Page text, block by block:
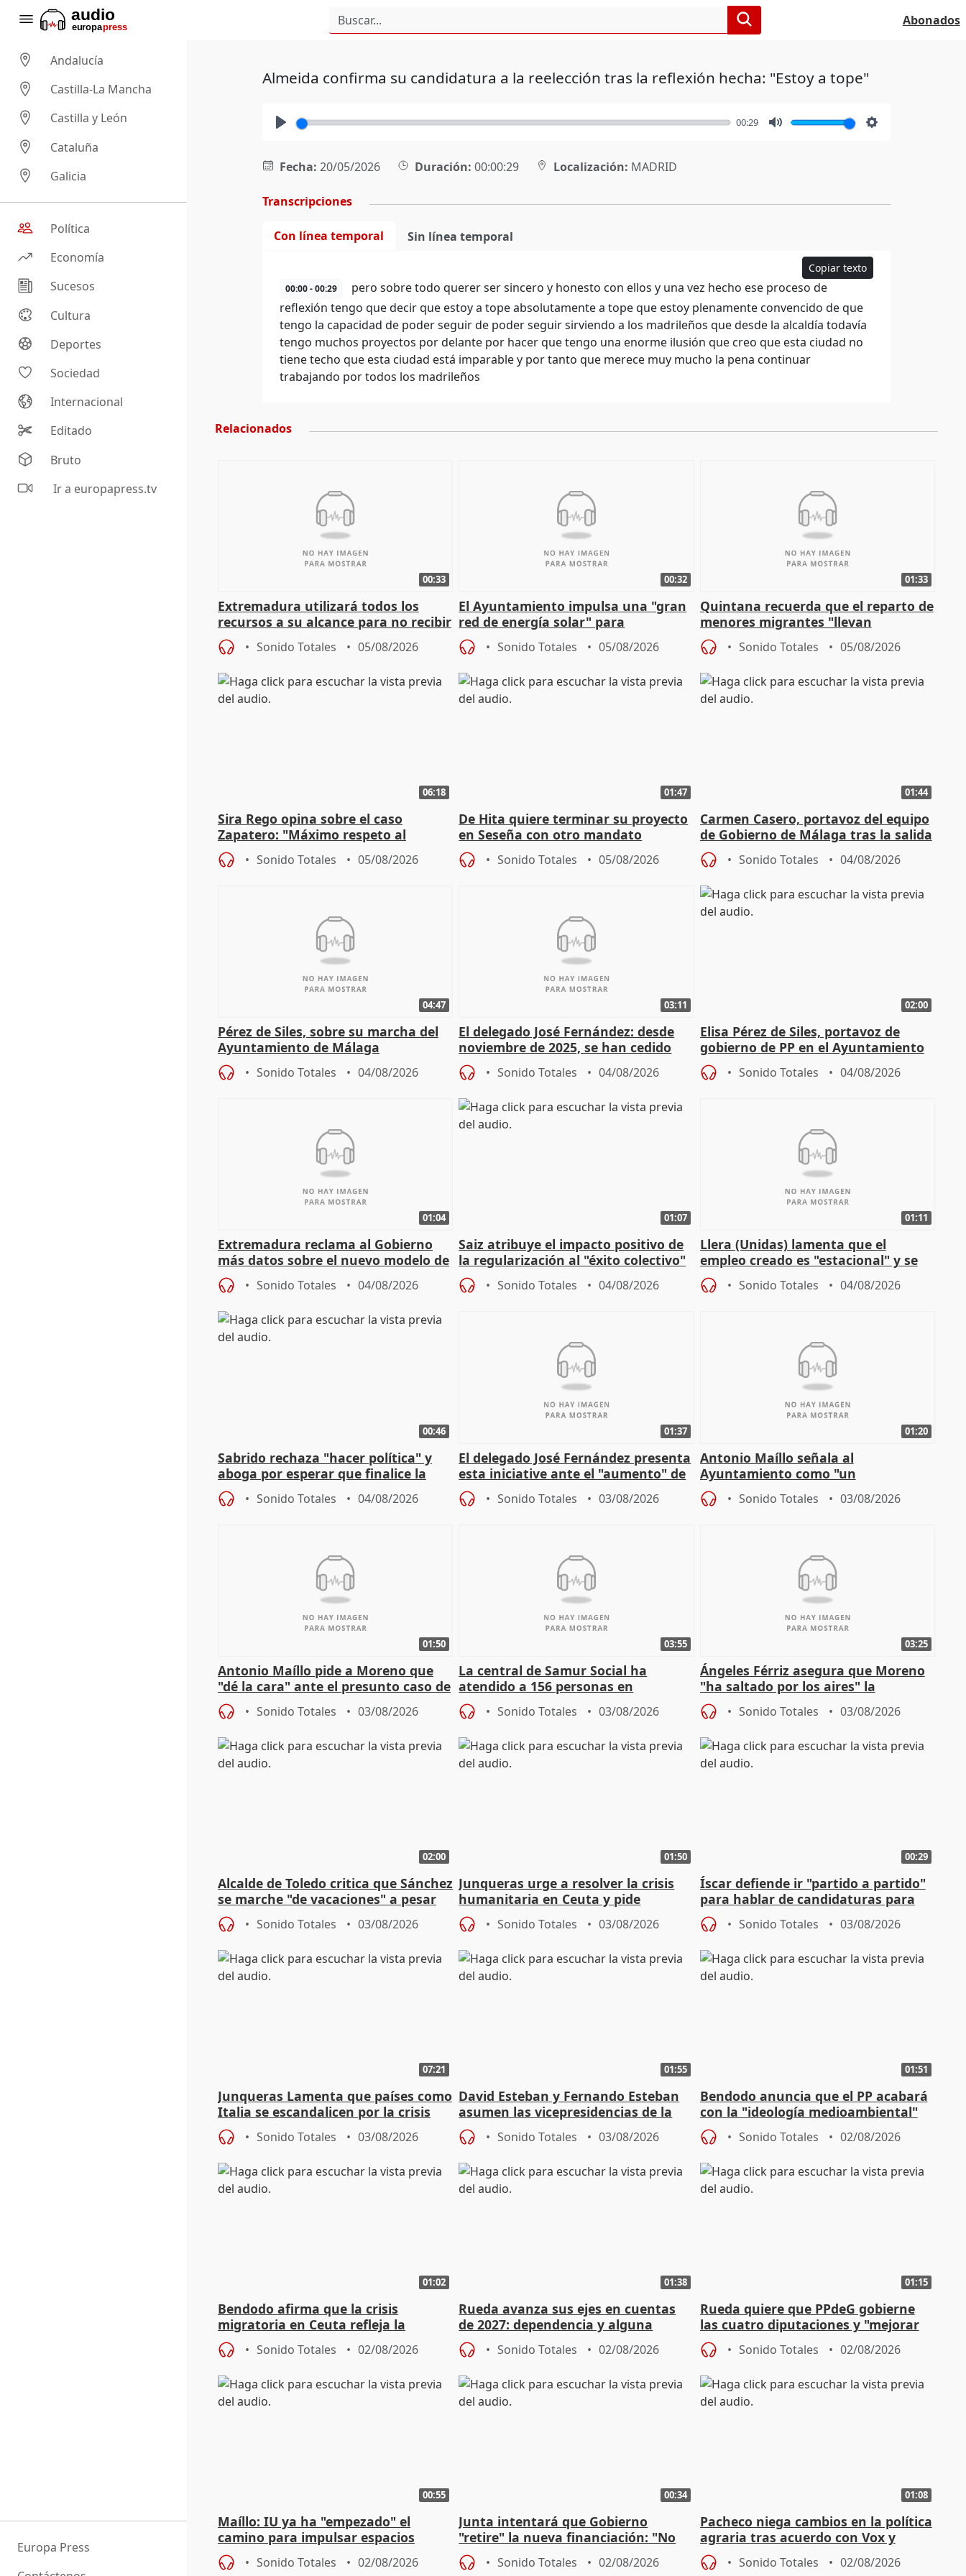
Abonados
Andalucía
Castilla-La Mancha
Castilla y León
Cataluña
Galicia
Política
Economía
Sucesos
Cultura
Deportes
Sociedad
Internacional
Editado
Bruto
Ir a europapress.tv
Europa Press
Almeida confirma su candidatura a la reelección tras la reflexión hecha: "Estoy a tope"
00:29
Fecha: 20/05/2026 Duración: 00:00:29 Localización: MADRID
Transcripciones
Con línea temporal Sin línea temporal
Copiar texto
00:00 - 00:29
pero sobre todo querer ser sincero y honesto con ellos y una vez hecho ese proceso de
reflexión tengo que decir que estoy a tope absolutamente a tope que estoy plenamente convencido de que
tengo la capacidad de poder seguir de poder seguir sirviendo a los madrileños que desde la alcaldía todavía
tengo muchos proyectos por delante por hacer que tengo una enorme ilusión que creo que esta ciudad no
tiene techo que esta ciudad está imparable y por tanto que merece muy mucho la pena continuar
trabajando por todos los madrileños
Relacionados
00:33
Extremadura utilizará todos los
recursos a su alcance para no recibir
más menores migrantes
Sonido Totales 05/08/2026
00:32
El Ayuntamiento impulsa una "gran
red de energía solar" para
autoconsumo
Sonido Totales 05/08/2026
01:33
Quintana recuerda que el reparto de
menores migrantes "llevan
aportación del Gobierno" central
Sonido Totales 05/08/2026
06:18
Sira Rego opina sobre el caso
Zapatero: "Máximo respeto al
proceso judicial"
Sonido Totales 05/08/2026
01:47
De Hita quiere terminar su proyecto
en Seseña con otro mandato
Sonido Totales 05/08/2026
01:44
Carmen Casero, portavoz del equipo
de Gobierno de Málaga tras la salida
de Pérez de Siles
Sonido Totales 04/08/2026
04:47
Pérez de Siles, sobre su marcha del
Ayuntamiento de Málaga
Sonido Totales 04/08/2026
03:11
El delegado José Fernández: desde
noviembre de 2025, se han cedido
9.810 ayudas por nacimiento
Sonido Totales 04/08/2026
02:00
Elisa Pérez de Siles, portavoz de
gobierno de PP en el Ayuntamiento
de Málaga, deja la política
Sonido Totales 04/08/2026
01:04
Extremadura reclama al Gobierno
más datos sobre el nuevo modelo de
financiación
Sonido Totales 04/08/2026
01:07
Saiz atribuye el impacto positivo de
la regularización al "éxito colectivo"
del Gobierno
Sonido Totales 04/08/2026
01:11
Llera (Unidas) lamenta que el
empleo creado es "estacional" y se
"esfumará" al acabar el verano
Sonido Totales 04/08/2026
00:46
Sabrido rechaza "hacer política" y
aboga por esperar que finalice la
investigación del incendio
Sonido Totales 04/08/2026
01:37
El delegado José Fernández presenta
esta iniciative ante el "aumento" de
personas sin hogar en Madri
Sonido Totales 03/08/2026
01:20
Antonio Maíllo señala al
Ayuntamiento como "un
especulador más" sobre viviendas de
Jiménez Becerril
Sonido Totales 03/08/2026
01:50
Antonio Maíllo pide a Moreno que
"dé la cara" ante el presunto caso de
acoso del CEO de ADM
Sonido Totales 03/08/2026
03:55
La central de Samur Social ha
atendido a 156 personas en
situación de calle durante Campaña
de CalorSonido Totales 03/08/2026
03:25
Ángeles Férriz asegura que Moreno
"ha saltado por los aires" la
negociación tras acuerdo con SMA
Sonido Totales 03/08/2026
02:00
Alcalde de Toledo critica que Sánchez
se marche "de vacaciones" a pesar
de la crisis migratoria
Sonido Totales 03/08/2026
01:50
Junqueras urge a resolver la crisis
humanitaria en Ceuta y pide
responsabilidad a la UE
Sonido Totales 03/08/2026
00:29
Íscar defiende ir "partido a partido"
para hablar de candidaturas para
2027
Sonido Totales 03/08/2026
07:21
Junqueras Lamenta que países como
Italia se escandalicen por la crisis
migratoria
Sonido Totales 03/08/2026
01:55
David Esteban y Fernando Esteban
asumen las vicepresidencias de la
Diputación de Valladolid
Sonido Totales 03/08/2026
01:51
Bendodo anuncia que el PP acabará
con la "ideología medioambiental"
para regenerar las playas
Sonido Totales 02/08/2026
01:02
Bendodo afirma que la crisis
migratoria en Ceuta refleja la
"extrema debilidad" del Gobierno
Sonido Totales 02/08/2026
01:38
Rueda avanza sus ejes en cuentas
de 2027: dependencia y alguna
rebaja fiscal más en vivienda
Sonido Totales 02/08/2026
01:15
Rueda quiere que PPdeG gobierne
las cuatro diputaciones y "mejorar
en concejales" en ciudades
Sonido Totales 02/08/2026
00:55
Maíllo: IU ya ha "empezado" el
camino para impulsar espacios
unitarios para las municipales
Sonido Totales 02/08/2026
00:34
Junta intentará que Gobierno
"retire" la nueva financiación: "No
puede ser saqueo a las arcas"
Sonido Totales 02/08/2026
01:08
Pacheco niega cambios en la política
agraria tras acuerdo con Vox y
asegura defensa del sector
Sonido Totales 02/08/2026